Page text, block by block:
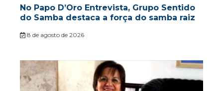
No Papo D’Oro Entrevista, Grupo Sentido
do Samba destaca a força do samba raiz
8 de agosto de 2026